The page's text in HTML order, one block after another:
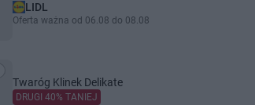
LIDL
Oferta ważna od 06.08 do 08.08
Twaróg Klinek Delikate
DRUGI 40% TANIEJ